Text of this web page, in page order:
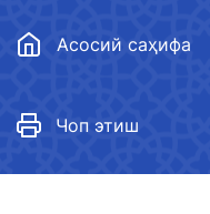
Асосий саҳифа
Чоп этиш